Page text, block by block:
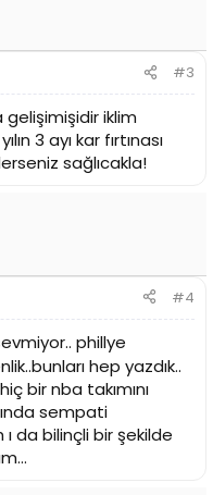
#3
iklim
3 ayı kar fırtınası
sağlıcakla!
#4
phillye
hep yazdık..
bir nba takımını
sempati
da bilinçli bir şekilde